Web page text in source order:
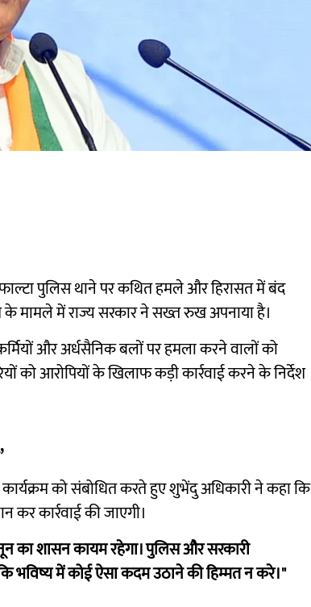
पुलिस थाने पर कथित हमले और हिरासत में बंद
मामले में राज्य सरकार ने सख्त रुख अपनाया है।
और अर्धसैनिक बलों पर हमला करने वालों को
को आरोपियों के खिलाफ कड़ी कार्रवाई करने के निर्देश
को संबोधित करते हुए शुभेंदु अधिकारी ने कहा कि
कर कार्रवाई की जाएगी।
का शासन कायम रहेगा। पुलिस और सरकारी
भविष्य में कोई ऐसा कदम उठाने की हिम्मत न करे।"